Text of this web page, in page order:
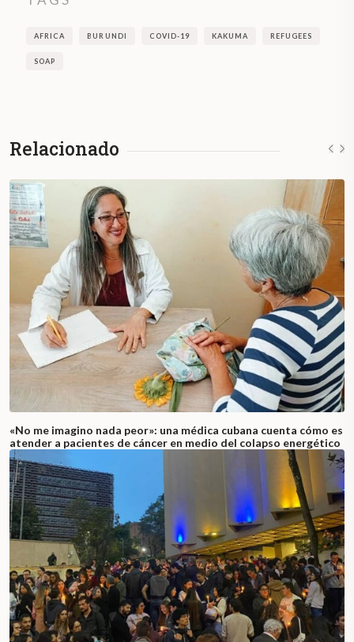
AFRICA BURUNDI COVID-19 KAKUMA REFUGEES
SOAP
Relacionado
«No me imagino nada peor»: una médica cubana cuenta cómo es
atender a pacientes de cáncer en medio del colapso energético